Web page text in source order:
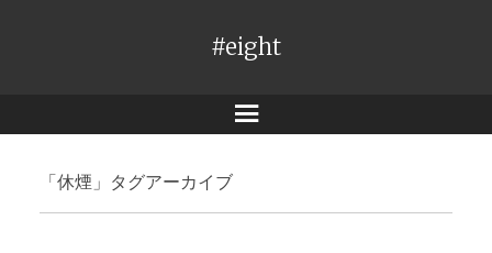
#eight
メ
ー
「休煙 」タグアーカイブ